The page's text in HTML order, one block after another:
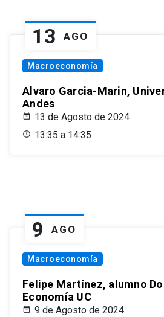
13 AGO
Macroeconomía
Alvaro Garcia-Marin,
Andes
13 de Agosto de 2024
13:35 a 14:35
9 AGO
Macroeconomía
Felipe Martínez, alumno
Economía UC
9 de Agosto de 2024